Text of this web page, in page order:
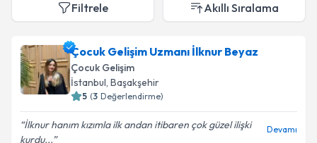
Filtrele Akıllı Sıralama
Çocuk Gelişim Uzmanı İlknur Beyaz
Çocuk Gelişim
İstanbul, Başakşehir
5 (3 Değerlendirme)
İlknur hanım kızımla ilk andan itibaren çok güzel ilişki
kurdu...
Devamı